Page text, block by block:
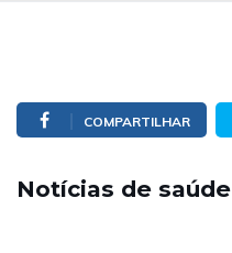
COMPARTILHAR
Notícias de saúde